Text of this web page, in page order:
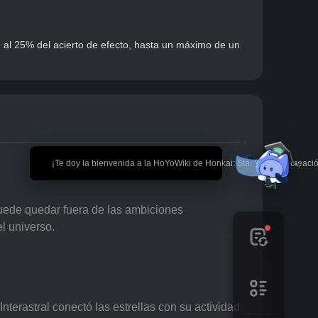
🎉 ¡Te doy la bienvenida a la HoYoWiki de Honkai: Star Rail! *La
25% del acierto de efecto, hasta un máximo de un
quedar fuera de las ambiciones
universo.
conectó las estrellas con su actividad